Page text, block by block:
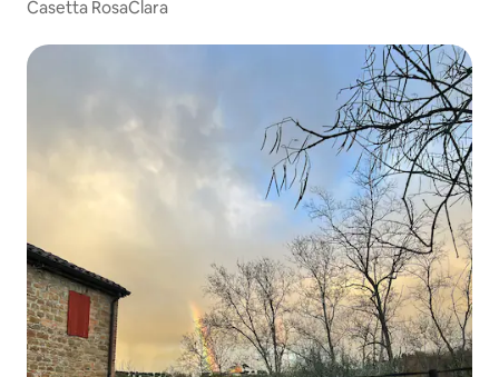
Casetta RosaClara